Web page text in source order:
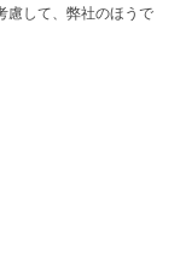
慮して、弊社のほうで